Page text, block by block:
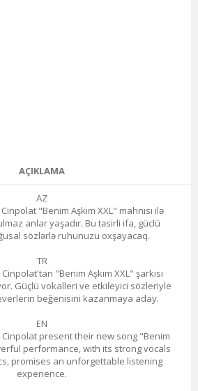
AÇIKLAMA
AZ
"Benim Aşkım XXL" mahnısı ilə
anlar yaşadır. Bu təsirli ifa, güclü
sözlərlə ruhunuzu oxşayacaq.
TR
"Benim Aşkım XXL" şarkısı
Güçlü vokalleri ve etkileyici sözleriyle
beğenisini kazanmaya aday.
EN
Cinpolat present their new song "Benim
performance, with its strong vocals
promises an unforgettable listening
experience.